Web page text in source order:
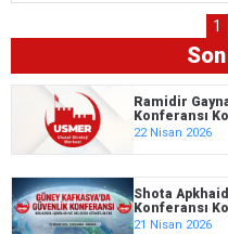
1
Ramidir
Konferansı
22 Nisan 2026
Shota
Konferansı
21 Nisan 2026